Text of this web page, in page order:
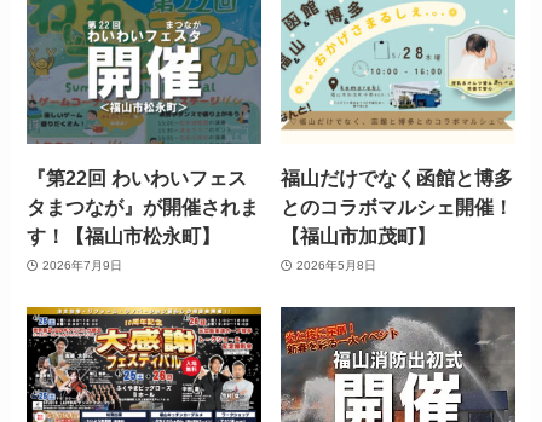
『第22回 わいわいフェス
タまつなが』が開催されま
す！【福山市松永町】
2026年7月9日
福山だけでなく函館と博多
とのコラボマルシェ開催！
【福山市加茂町】
2026年5月8日